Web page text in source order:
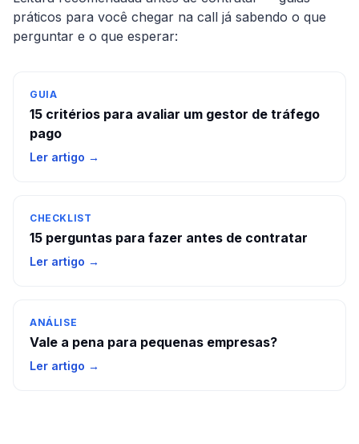
práticos para você chegar na call já sabendo o que
perguntar e o que esperar:
GUIA
15 critérios para avaliar um gestor de tráfego
pago
Ler artigo →
CHECKLIST
15 perguntas para fazer antes de contratar
Ler artigo →
ANÁLISE
Vale a pena para pequenas empresas?
Ler artigo →